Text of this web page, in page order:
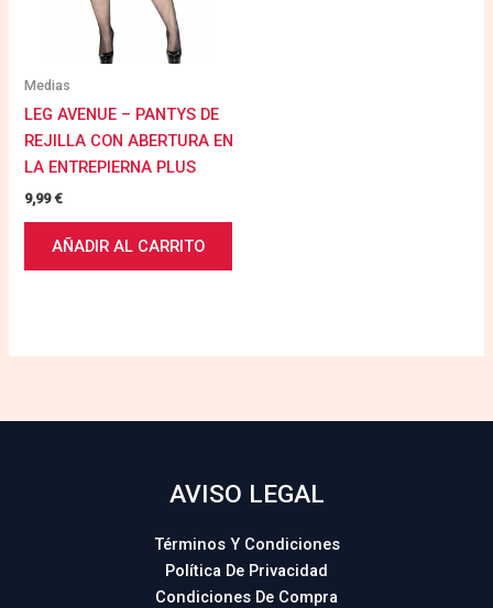
Medias
LEG AVENUE – PANTYS DE
REJILLA CON ABERTURA EN
LA ENTREPIERNA PLUS
9,99€
AÑADIR AL CARRITO
AVISO LEGAL
Términos Y Condiciones
Política De Privacidad
Condiciones De Compra